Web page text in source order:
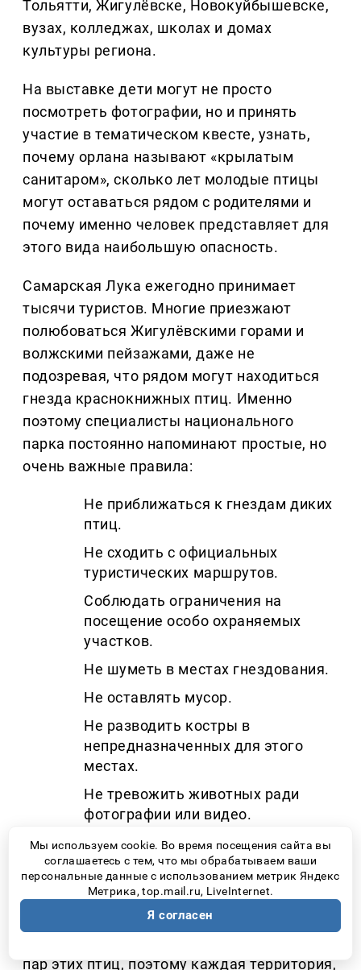
Тольятти, Жигулёвске, Новокуйбышевске,
вузах, колледжах, школах и домах
культуры региона.
На выставке дети могут не просто
посмотреть фотографии, но и принять
участие в тематическом квесте, узнать,
почему орлана называют «крылатым
санитаром», сколько лет молодые птицы
могут оставаться рядом с родителями и
почему именно человек представляет для
этого вида наибольшую опасность.
Самарская Лука ежегодно принимает
тысячи туристов. Многие приезжают
полюбоваться Жигулёвскими горами и
волжскими пейзажами, даже не
подозревая, что рядом могут находиться
гнезда краснокнижных птиц. Именно
поэтому специалисты национального
парка постоянно напоминают простые, но
очень важные правила:
Не приближаться к гнездам диких
птиц.
Не сходить с официальных
туристических маршрутов.
Соблюдать ограничения на
посещение особо охраняемых
участков.
Не шуметь в местах гнездования.
Не оставлять мусор.
Не разводить костры в
непредназначенных для этого
местах.
Не тревожить животных ради
фотографии или видео.
Орлан-белохвост занесен сразу в
несколько Красных книг–
международную, российскую и
региональную. Во всей России, по оценкам
пар этих птиц, поэтому каждая территория,
Мы используем cookie. Во время посещения сайта вы
соглашаетесь с тем, что мы обрабатываем ваши
персональные данные с использованием метрик Яндекс
Метрика, top.mail.ru, LiveInternet.
Я согласен